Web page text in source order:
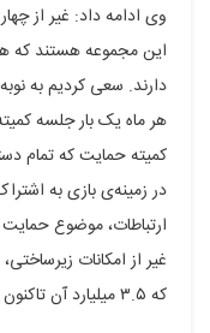
این مجموعه هستند که
دارند. سعی کردیم به
هر ماه یک بار جلسه
کمیته حمایت که تمام
در زمینه‌ی بازی به
ارتباطات، موضوع حمایت
که ۳.۵ میلیارد آن تاکنون جذب شده است.